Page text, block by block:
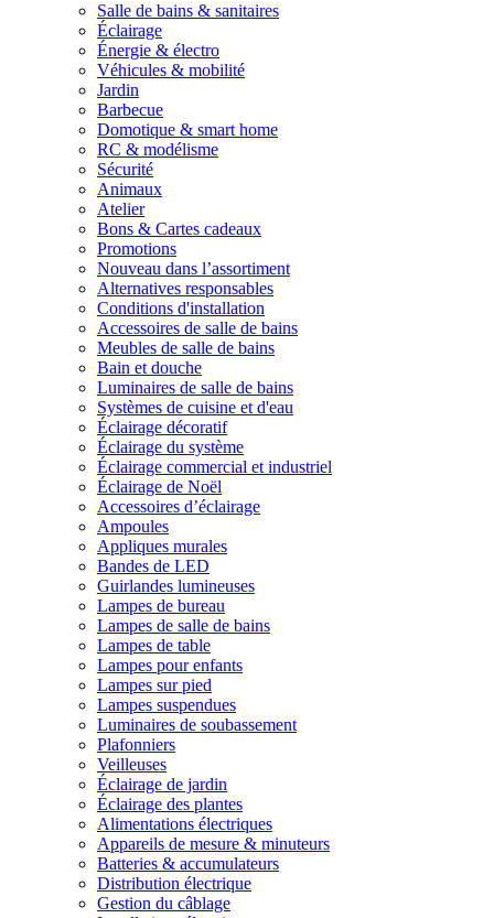
Salle de bains & sanitaires
Éclairage
Énergie & électro
Véhicules & mobilité
Jardin
Barbecue
Domotique & smart home
RC & modélisme
Sécurité
Animaux
Atelier
Bons & Cartes cadeaux
Promotions
Nouveau dans l’assortiment
Alternatives responsables
Conditions d'installation
Accessoires de salle de bains
Meubles de salle de bains
Bain et douche
Luminaires de salle de bains
Systèmes de cuisine et d'eau
Éclairage décoratif
Éclairage du système
Éclairage commercial et industriel
Éclairage de Noël
Accessoires d’éclairage
Ampoules
Appliques murales
Bandes de LED
Guirlandes lumineuses
Lampes de bureau
Lampes de salle de bains
Lampes de table
Lampes pour enfants
Lampes sur pied
Lampes suspendues
Luminaires de soubassement
Plafonniers
Veilleuses
Éclairage de jardin
Éclairage des plantes
Alimentations électriques
Appareils de mesure & minuteurs
Batteries & accumulateurs
Distribution électrique
Gestion du câblage